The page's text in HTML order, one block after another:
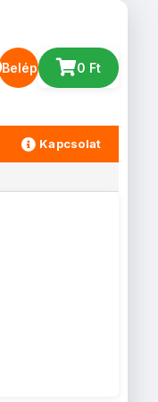
Belépés 0 Ft
Kapcsolat